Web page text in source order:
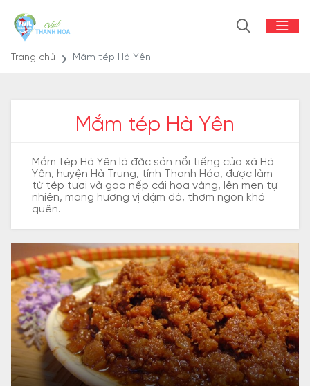
Trang chủ Mắm tép Hà Yên
Mắm tép Hà Yên
Mắm tép Hà Yên là đặc sản nổi tiếng của xã Hà
Yên, huyện Hà Trung, tỉnh Thanh Hóa, được làm
từ tép tươi và gạo nếp cái hoa vàng, lên men tự
nhiên, mang hương vị đậm đà, thơm ngon khó
quên.